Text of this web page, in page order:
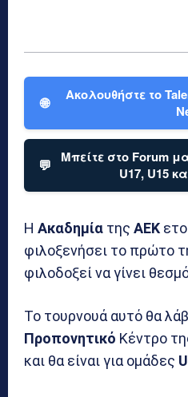
🌐
Ακολουθήστε το
💬
Μπείτε στο Forum
U17, U15
Η Ακαδημία της ΑΕΚ
φιλοξενήσει το πρώτο
φιλοδοξεί να γίνει
Το τουρνουά αυτό θα
Προπονητικό Κέντρο
και θα είναι για ομάδες